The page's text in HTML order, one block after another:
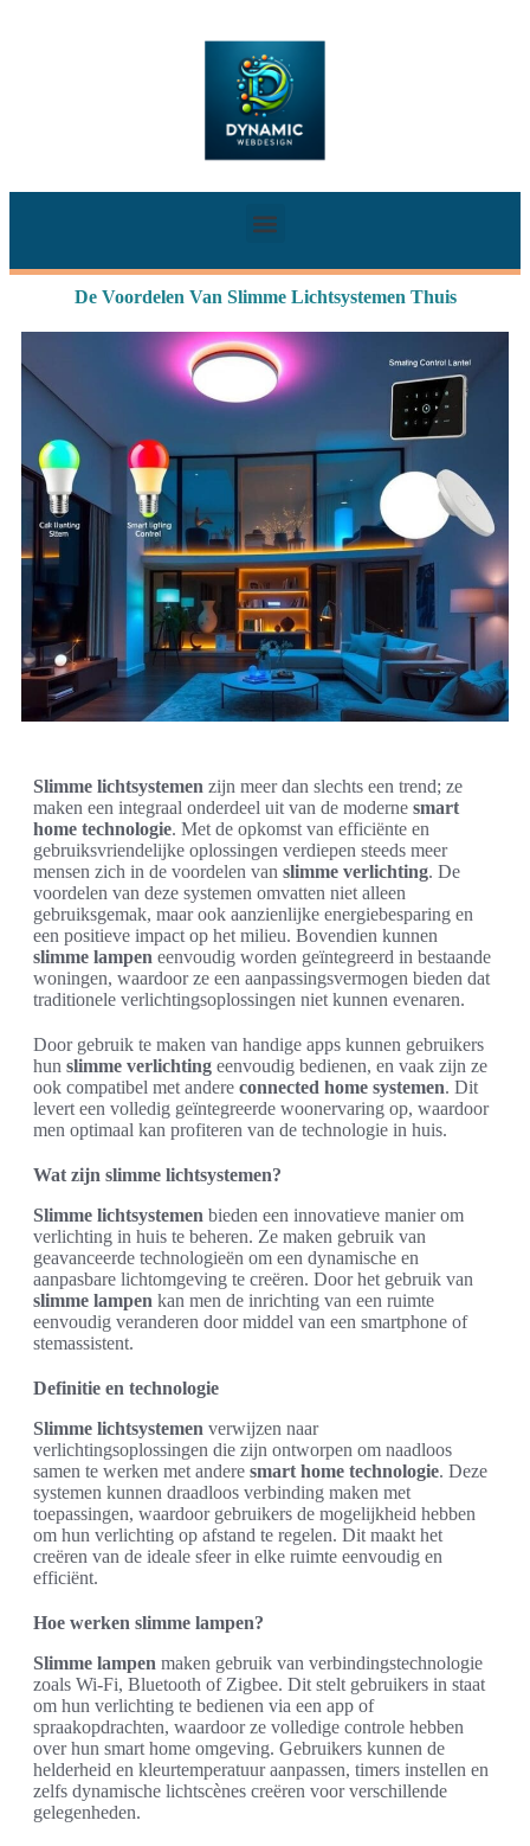
De Voordelen Van Slimme Lichtsystemen Thuis
Slimme lichtsystemen zijn meer dan slechts een trend; ze
maken een integraal onderdeel uit van de moderne smart
home technologie. Met de opkomst van efficiënte en
gebruiksvriendelijke oplossingen verdiepen steeds meer
mensen zich in de voordelen van slimme verlichting. De
voordelen van deze systemen omvatten niet alleen
gebruiksgemak, maar ook aanzienlijke energiebesparing en
een positieve impact op het milieu. Bovendien kunnen
slimme lampen eenvoudig worden geïntegreerd in bestaande
woningen, waardoor ze een aanpassingsvermogen bieden dat
traditionele verlichtingsoplossingen niet kunnen evenaren.
Door gebruik te maken van handige apps kunnen gebruikers
hun slimme verlichting eenvoudig bedienen, en vaak zijn ze
ook compatibel met andere connected home systemen. Dit
levert een volledig geïntegreerde woonervaring op, waardoor
men optimaal kan profiteren van de technologie in huis.
Wat zijn slimme lichtsystemen?
Slimme lichtsystemen bieden een innovatieve manier om
verlichting in huis te beheren. Ze maken gebruik van
geavanceerde technologieën om een dynamische en
aanpasbare lichtomgeving te creëren. Door het gebruik van
slimme lampen kan men de inrichting van een ruimte
eenvoudig veranderen door middel van een smartphone of
stemassistent.
Definitie en technologie
Slimme lichtsystemen verwijzen naar
verlichtingsoplossingen die zijn ontworpen om naadloos
samen te werken met andere smart home technologie. Deze
systemen kunnen draadloos verbinding maken met
toepassingen, waardoor gebruikers de mogelijkheid hebben
om hun verlichting op afstand te regelen. Dit maakt het
creëren van de ideale sfeer in elke ruimte eenvoudig en
efficiënt.
Hoe werken slimme lampen?
Slimme lampen maken gebruik van verbindingstechnologie
zoals Wi-Fi, Bluetooth of Zigbee. Dit stelt gebruikers in staat
om hun verlichting te bedienen via een app of
spraakopdrachten, waardoor ze volledige controle hebben
over hun smart home omgeving. Gebruikers kunnen de
helderheid en kleurtemperatuur aanpassen, timers instellen en
zelfs dynamische lichtscènes creëren voor verschillende
gelegenheden.